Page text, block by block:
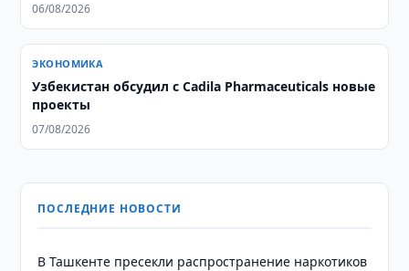
06/08/2026
ЭКОНОМИКА
Узбекистан обсудил с Cadila Pharmaceuticals новые
проекты
07/08/2026
ПОСЛЕДНИЕ НОВОСТИ
В Ташкенте пресекли распространение наркотиков